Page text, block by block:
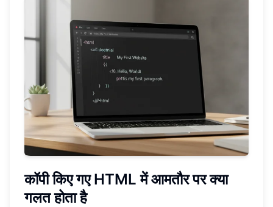
कॉपी किए गए HTML में आमतौर पर क्या
गलत होता है